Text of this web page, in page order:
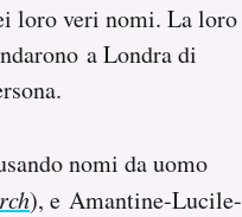
loro veri nomi. La loro
a Londra di
nomi da uomo
), e Amantine-Lucile-